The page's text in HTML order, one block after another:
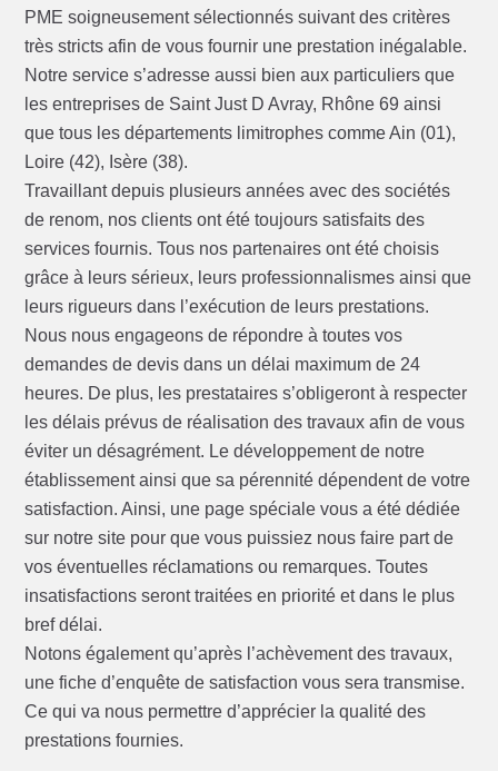
PME soigneusement sélectionnés suivant des critères
très stricts afin de vous fournir une prestation inégalable.
Notre service s’adresse aussi bien aux particuliers que
les entreprises de Saint Just D Avray, Rhône 69 ainsi
que tous les départements limitrophes comme Ain (01),
Loire (42), Isère (38).
Travaillant depuis plusieurs années avec des sociétés
de renom, nos clients ont été toujours satisfaits des
services fournis. Tous nos partenaires ont été choisis
grâce à leurs sérieux, leurs professionnalismes ainsi que
leurs rigueurs dans l’exécution de leurs prestations.
Nous nous engageons de répondre à toutes vos
demandes de devis dans un délai maximum de 24
heures. De plus, les prestataires s’obligeront à respecter
les délais prévus de réalisation des travaux afin de vous
éviter un désagrément. Le développement de notre
établissement ainsi que sa pérennité dépendent de votre
satisfaction. Ainsi, une page spéciale vous a été dédiée
sur notre site pour que vous puissiez nous faire part de
vos éventuelles réclamations ou remarques. Toutes
insatisfactions seront traitées en priorité et dans le plus
bref délai.
Notons également qu’après l’achèvement des travaux,
une fiche d’enquête de satisfaction vous sera transmise.
Ce qui va nous permettre d’apprécier la qualité des
prestations fournies.